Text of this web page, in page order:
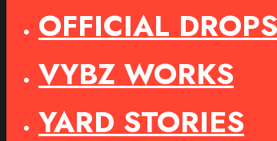
OFFICIAL DROPS
VYBZ WORKS
YARD STORIES